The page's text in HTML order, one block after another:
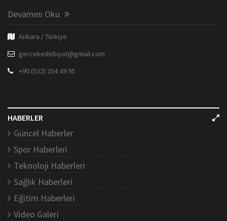
Devamını Oku
Ankara / Türkiye
gercekedebiyat@gmail.com
+90 (532) 254 49 95
HABERLER
Güncel Haberler
Spor Haberleri
Teknoloji Haberleri
Sağlık Haberleri
Eğitim Haberleri
Video Galeri